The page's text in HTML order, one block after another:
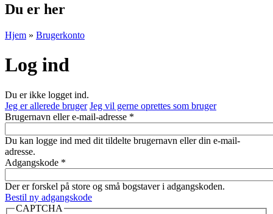
Du er her
Hjem » Brugerkonto
Log ind
Du er ikke logget ind.
Jeg er allerede bruger Jeg vil gerne oprettes som bruger
Brugernavn eller e-mail-adresse *
Du kan logge ind med dit tildelte brugernavn eller din e-mail-
adresse.
Adgangskode *
Der er forskel på store og små bogstaver i adgangskoden.
Bestil ny adgangskode
CAPTCHA